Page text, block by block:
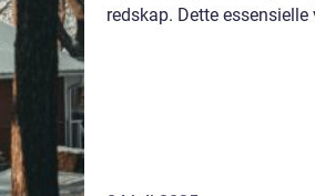
redskap. Dette